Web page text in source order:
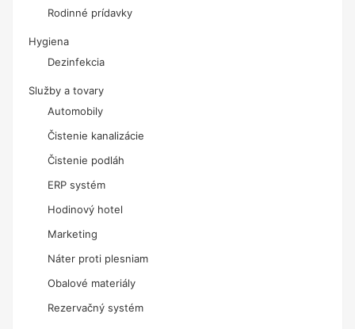
Rodinné prídavky
Hygiena
Dezinfekcia
Služby a tovary
Automobily
Čistenie kanalizácie
Čistenie podláh
ERP systém
Hodinový hotel
Marketing
Náter proti plesniam
Obalové materiály
Rezervačný systém